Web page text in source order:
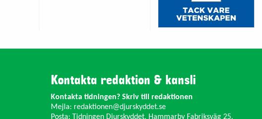
Kontakta redaktion & kansli
Kontakta tidningen? Skriv till redaktionen
Mejla: redaktionen@djurskyddet.se
Posta: Tidningen Djurskyddet, Hammarby Fabriksväg 25,